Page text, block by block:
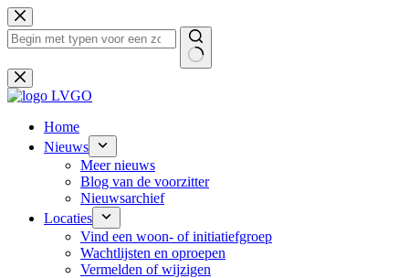
Ga
naar
de
Geen
resultaten
Home
Nieuws
Meer nieuws
Blog van de voorzitter
Nieuwsarchief
Locaties
Vind een woon- of initiatiefgroep
Wachtlijsten en oproepen
Vermelden of wijzigen